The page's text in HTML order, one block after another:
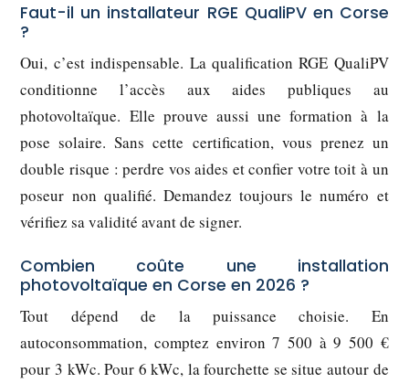
Faut-il un installateur RGE QualiPV en Corse
?
Oui, c’est indispensable. La qualification RGE QualiPV
conditionne l’accès aux aides publiques au
photovoltaïque. Elle prouve aussi une formation à la
pose solaire. Sans cette certification, vous prenez un
double risque : perdre vos aides et confier votre toit à un
poseur non qualifié. Demandez toujours le numéro et
vérifiez sa validité avant de signer.
Combien coûte une installation
photovoltaïque en Corse en 2026 ?
Tout dépend de la puissance choisie. En
autoconsommation, comptez environ 7 500 à 9 500 €
pour 3 kWc. Pour 6 kWc, la fourchette se situe autour de